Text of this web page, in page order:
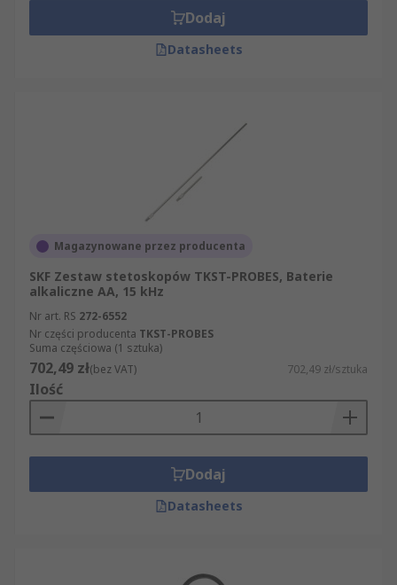
Dodaj
Datasheets
Magazynowane przez producenta
SKF Zestaw stetoskopów TKST-PROBES, Baterie
alkaliczne AA, 15 kHz
Nr art. RS 272-6552
Nr części producenta TKST-PROBES
Suma częściowa (1 sztuka)
702,49 zł(bez VAT) 702,49 zł/sztuka
Ilość
Dodaj
Datasheets